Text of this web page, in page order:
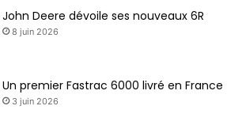
John Deere dévoile ses nouveaux 6R
8 juin 2026
Un premier Fastrac 6000 livré en France
3 juin 2026